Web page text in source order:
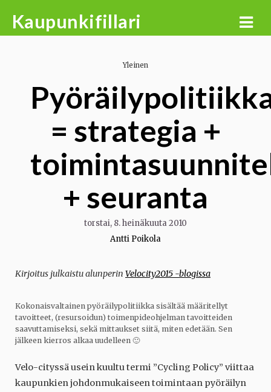
Kaupunkifillari
Yleinen
= strategia +
+ seuranta
torstai, 8. heinäkuuta 2010
Antti Poikola
Kirjoitus julkaistu alunperin Velocity2015 -blogissa
Kokonaisvaltainen pyöräilypolitiikka sisältää määritellyt
tavoitteet, (resursoidun) toimenpideohjelman tavoitteiden
saavuttamiseksi, sekä mittaukset siitä, miten edetään. Sen
jälkeen kierros alkaa uudelleen 🙂
Velo-cityssä usein kuultu termi ”Cycling Policy” viittaa
kaupunkien johdonmukaiseen toimintaan pyöräilyn